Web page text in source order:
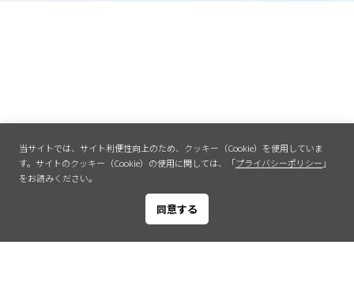
当サイトでは、サイト利便性向上のため、クッキー（Cookie）を使用していま
す。 サイトのクッキー（Cookie）の使用に関しては、「プライバシーポリシー 」
をお読みください。
同意する